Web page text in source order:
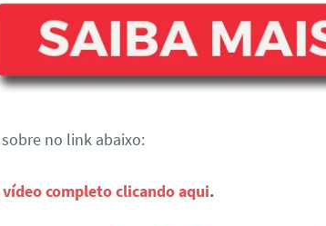
no link abaixo:
vídeo completo clicando aqui.